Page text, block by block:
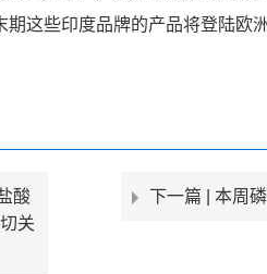
这些印度品牌的产品将登陆欧
酸
关
下一篇 | 本周